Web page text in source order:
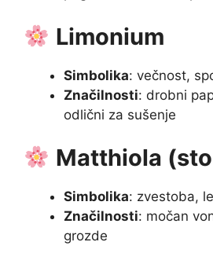
Limonium
Simbolika: večnost,
Značilnosti: drobni
odlični za sušenje
Matthiola
Simbolika: zvestoba,
Značilnosti: močan
grozde